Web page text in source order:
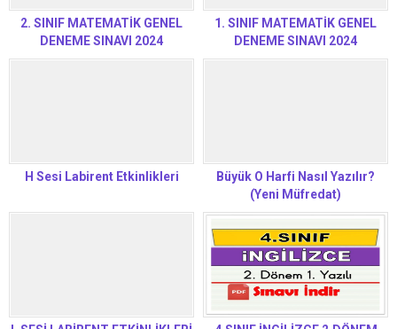
2. SINIF MATEMATİK GENEL
DENEME SINAVI 2024
1. SINIF MATEMATİK GENEL
DENEME SINAVI 2024
H Sesi Labirent Etkinlikleri
Büyük O Harfi Nasıl Yazılır?
(Yeni Müfredat)